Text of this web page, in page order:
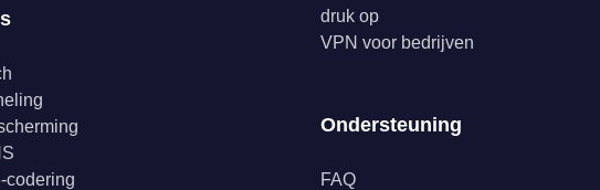
codering
druk op
VPN voor bedrijven
Ondersteuning
FAQ